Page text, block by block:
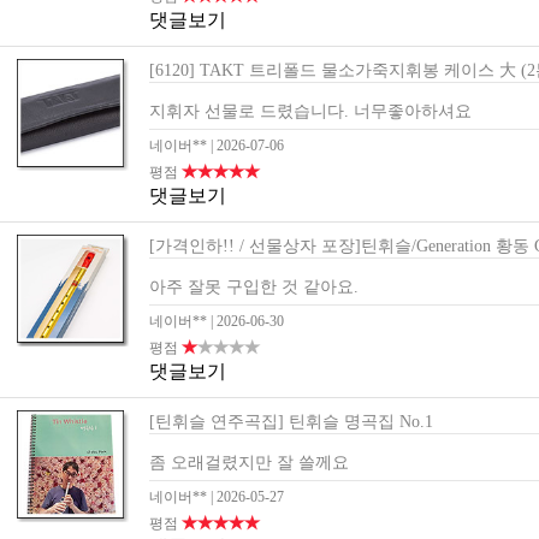
댓글보기
[6120] TAKT 트리폴드 물소가죽지휘봉 케이스 大 (2
지휘자 선물로 드렸습니다. 너무좋아하셔요
네이버** | 2026-07-06
평점 ★★★★★
댓글보기
[가격인하!! / 선물상자 포장]틴휘슬/Generation 황동
아주 잘못 구입한 것 같아요.
네이버** | 2026-06-30
평점 ★★★★★
댓글보기
[틴휘슬 연주곡집] 틴휘슬 명곡집 No.1
좀 오래걸렸지만 잘 쓸께요
네이버** | 2026-05-27
평점 ★★★★★